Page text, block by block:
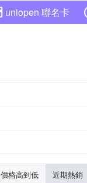
uniopen 聯名卡
價格高到低 近期熱銷